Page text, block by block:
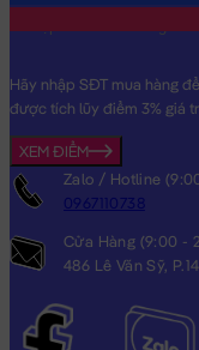
Hình ảnh Chó Bông
Hãy nhập SĐT mua hàng
được tích lũy điểm 3% giá
XEM ĐIỂM
Zalo / Hotline
0967110738
Cửa Hàng (9:00 -
486 Lê Văn Sỹ,